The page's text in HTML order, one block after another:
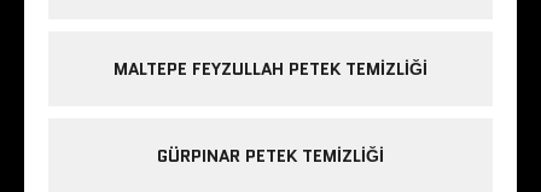
MALTEPE FEYZULLAH PETEK TEMIZLIĞI
GÜRPINAR PETEK TEMIZLIĞI